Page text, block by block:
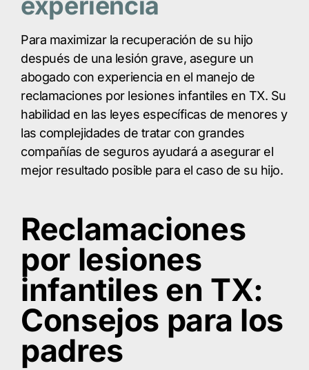
Para maximizar la recuperación de su hijo
después de una lesión grave, asegure un
abogado con experiencia en el manejo de
reclamaciones por lesiones infantiles en TX. Su
habilidad en las leyes específicas de menores y
las complejidades de tratar con grandes
compañías de seguros ayudará a asegurar el
mejor resultado posible para el caso de su hijo.
Reclamaciones
por lesiones
infantiles en TX:
Consejos para los
padres